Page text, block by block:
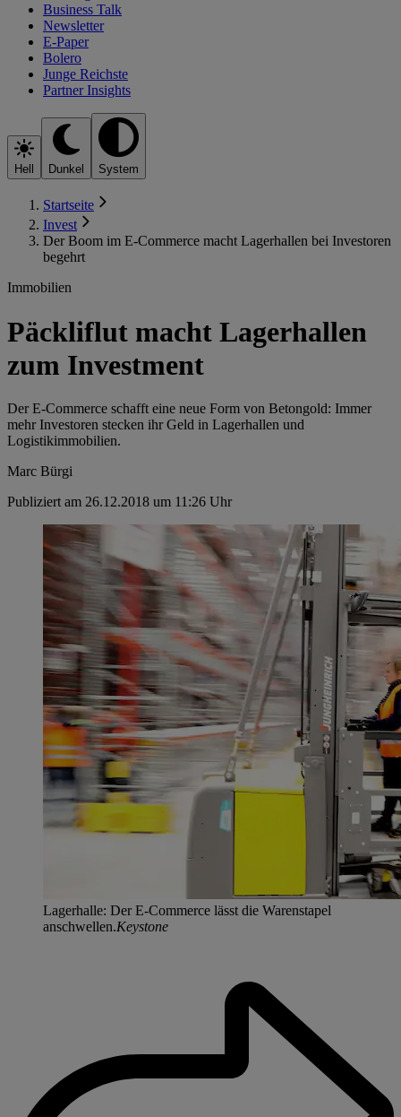
Business Talk
Newsletter
E-Paper
Bolero
Junge Reichste
Partner Insights
Hell Dunkel System
Startseite
Invest
Der Boom im E-Commerce macht Lagerhallen bei Investoren
begehrt
Immobilien
Päckliflut macht Lagerhallen
zum Investment
Der E-Commerce schafft eine neue Form von Betongold: Immer
mehr Investoren stecken ihr Geld in Lagerhallen und
Logistikimmobilien.
Marc Bürgi
Publiziert am 26.12.2018 um 11:26 Uhr
Lagerhalle: Der E-Commerce lässt die Warenstapel
anschwellen.Keystone